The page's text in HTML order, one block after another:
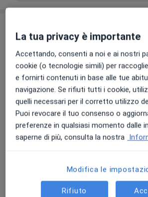
Tutte
Prima visita ortopedica
140 €
Dettagliprima visita
Prenota
Visita ginecologica di controllo
Da 130 €
Dettaglivisita
La tua privacy è importante
Accettando, consenti a noi e ai nostri
cookie (o tecnologie simili) per
e fornirti contenuti in base alle tue
navigazione. Se rifiuti tutti i cookie,
quelli necessari per il corretto utilizzo
Puoi revocare il tuo consenso o
preferenze in qualsiasi momento dalle
saperne di più, consulta la nostra
Modifica le
Rifiuto